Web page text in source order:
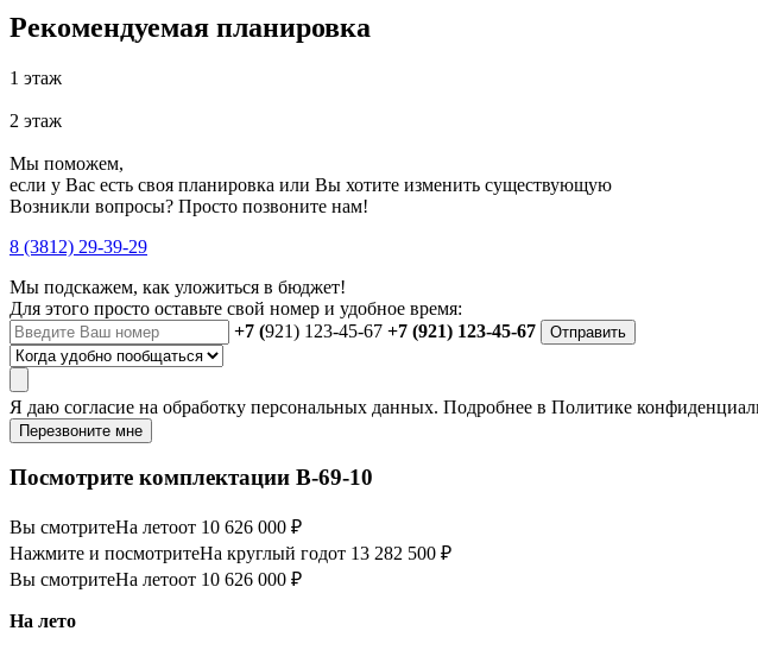
Рекомендуемая планировка
1 этаж
2 этаж
Мы поможем,
если у Вас есть своя планировка или Вы хотите изменить существующую
Возникли вопросы? Просто позвоните нам!
8 (3812) 29-39-29
Мы подскажем, как уложиться в бюджет!
Для этого просто оставьте свой номер и удобное время:
+7 (921) 123-45-67 +7 (921) 123-45-67 Отправить
Я даю согласие на обработку персональных данных. Подробнее в Политике
Перезвоните мне
Посмотрите комплектации В-69-10
Вы смотритеНа летоот 10 626 000 ₽
Нажмите и посмотритеНа круглый годот 13 282 500 ₽
Вы смотритеНа летоот 10 626 000 ₽
На лето